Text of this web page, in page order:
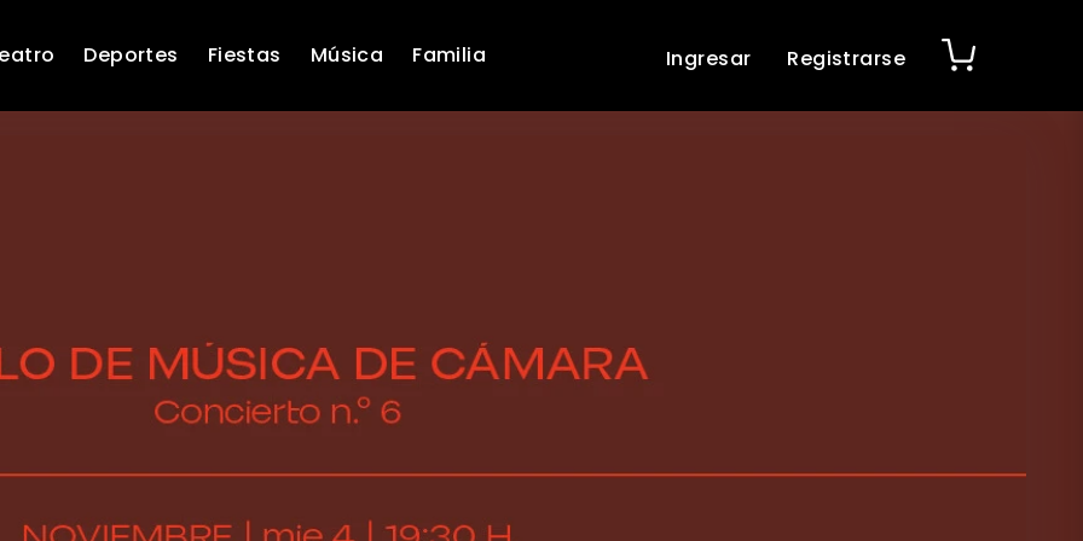
Deportes Fiestas Música Familia Ingresar Registrarse